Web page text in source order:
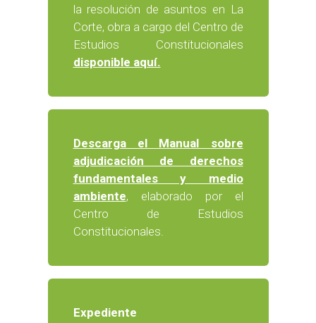
la resolución de asuntos en La
Corte, obra a cargo del Centro de
Estudios Constitucionales
disponible aquí.
Descarga el Manual sobre
adjudicación de derechos
fundamentales y medio
ambiente, elaborado por el
Centro de Estudios
Constitucionales.
Expediente